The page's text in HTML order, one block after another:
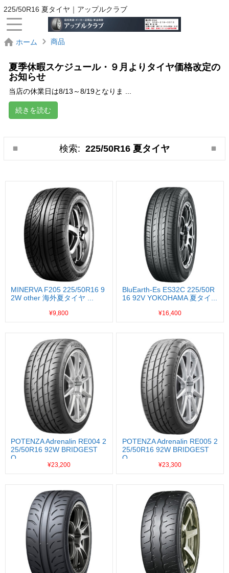
225/50R16 夏タイヤ｜アップルクラブ
ホーム 商品
夏季休暇スケジュール・９月よりタイヤ価格改定の
お知らせ
当店の休業日は8/13～8/19となりま ...
続きを読む
検索: 225/50R16 夏タイヤ
MINERVA F205 225/50R16 9
2W other 海外夏タイヤ ...
¥9,800
BluEarth-Es ES32C 225/50R
16 92V YOKOHAMA 夏タイ...
¥16,400
POTENZA Adrenalin RE004 2
25/50R16 92W BRIDGEST
O...
¥23,200
POTENZA Adrenalin RE005 2
25/50R16 92W BRIDGEST
O...
¥23,300